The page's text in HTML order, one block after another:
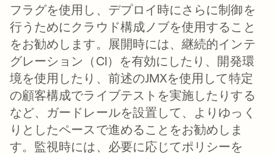
フラグを使用し、デプロイ時にさらに制御を
行うためにクラウド構成ノブを使用すること
をお勧めします。展開時には、継続的インテ
グレーション（CI）を有効にしたり、開発環
境を使用したり、前述のJMXを使用して特定
の顧客構成でライブテストを実施したりする
など、ガードレールを設置して、よりゆっく
りとしたペースで進めることをお勧めしま
す。監視時には、必要に応じてポリシーを